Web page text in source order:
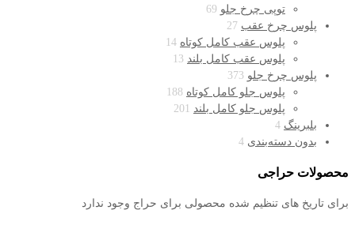
توپی چرخ جلو 69
پلوس چرخ عقب 27
پلوس عقب کامل کوتاه 14
پلوس عقب کامل بلند 13
پلوس چرخ جلو 373
پلوس جلو کامل کوتاه 188
پلوس جلو کامل بلند 201
بلبرینگ 4
بدون دسته‌بندی 4
محصولات حراجی
برای تاریخ های تنظیم شده محصولی برای حراج وجود ندارد